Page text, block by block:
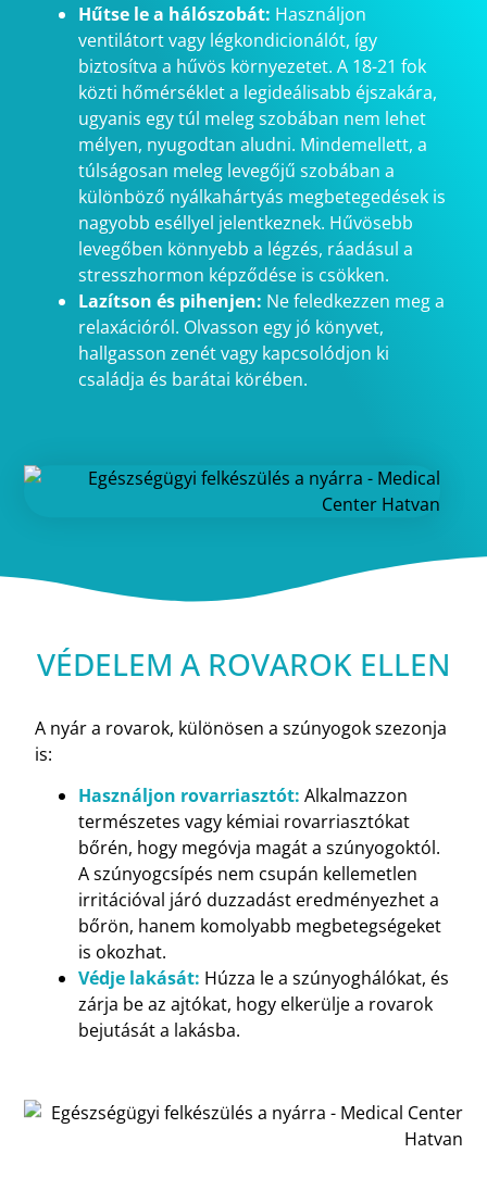
Hűtse le a hálószobát: Használjon
ventilátort vagy légkondicionálót, így
biztosítva a hűvös környezetet. A 18-21 fok
közti hőmérséklet a legideálisabb éjszakára,
ugyanis egy túl meleg szobában nem lehet
mélyen, nyugodtan aludni. Mindemellett, a
túlságosan meleg levegőjű szobában a
különböző nyálkahártyás megbetegedések is
nagyobb eséllyel jelentkeznek. Hűvösebb
levegőben könnyebb a légzés, ráadásul a
stresszhormon képződése is csökken.
Lazítson és pihenjen: Ne feledkezzen meg a
relaxációról. Olvasson egy jó könyvet,
hallgasson zenét vagy kapcsolódjon ki
családja és barátai körében.
VÉDELEM A ROVAROK ELLEN
A nyár a rovarok, különösen a szúnyogok szezonja
is:
Használjon rovarriasztót: Alkalmazzon
természetes vagy kémiai rovarriasztókat
bőrén, hogy megóvja magát a szúnyogoktól.
A szúnyogcsípés nem csupán kellemetlen
irritációval járó duzzadást eredményezhet a
bőrön, hanem komolyabb megbetegségeket
is okozhat.
Védje lakását: Húzza le a szúnyoghálókat, és
zárja be az ajtókat, hogy elkerülje a rovarok
bejutását a lakásba.